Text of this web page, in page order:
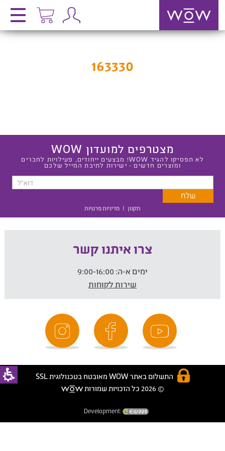
163330
מצטרפים למועדון WOW
לא תפסיקו להגיד WOW! מבצעים ייחודים, פעילויות לחברים
ומוצרים חדשים - ישירות לתיבת המייל שלכם
תקנון | מדיניות פרטיות
צרו איתנו קשר
ימים א-ה:
שירות לקוחות
התשלום באתר WOW מאובטח בטכנולוגית SSL
© 2026 כל הזכויות שמורות
Development: